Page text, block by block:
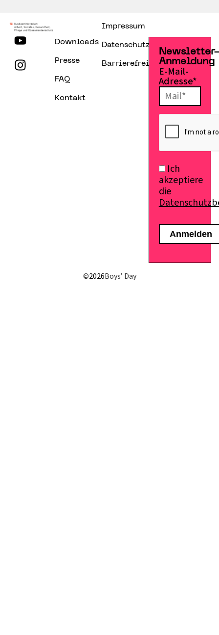
Downloads
Presse
FAQ
Kontakt
Impressum
Datenschutzerklärung
Barrierefreiheitserklärung
Anmeldung
E-Mail-
Adresse*
Ich
akzeptiere
die
©2026Boys’ Day